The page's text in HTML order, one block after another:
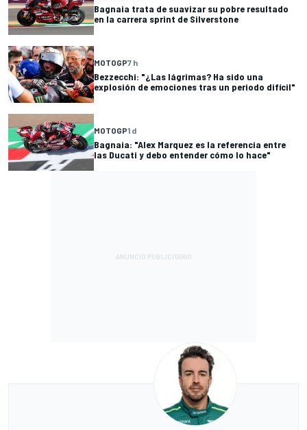
Bagnaia trata de suavizar su pobre resultado
en la carrera sprint de Silverstone
MOTOGP7 h
Bezzecchi: "¿Las lágrimas? Ha sido una
explosión de emociones tras un periodo difícil"
MOTOGP1 d
Bagnaia: "Alex Marquez es la referencia entre
las Ducati y debo entender cómo lo hace"